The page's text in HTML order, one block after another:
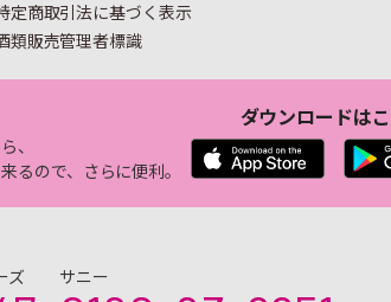
定商取引法に基づく表示
類販売管理者標識
、
るので、さらに便利。
ダウンロードは
ズ
サニー